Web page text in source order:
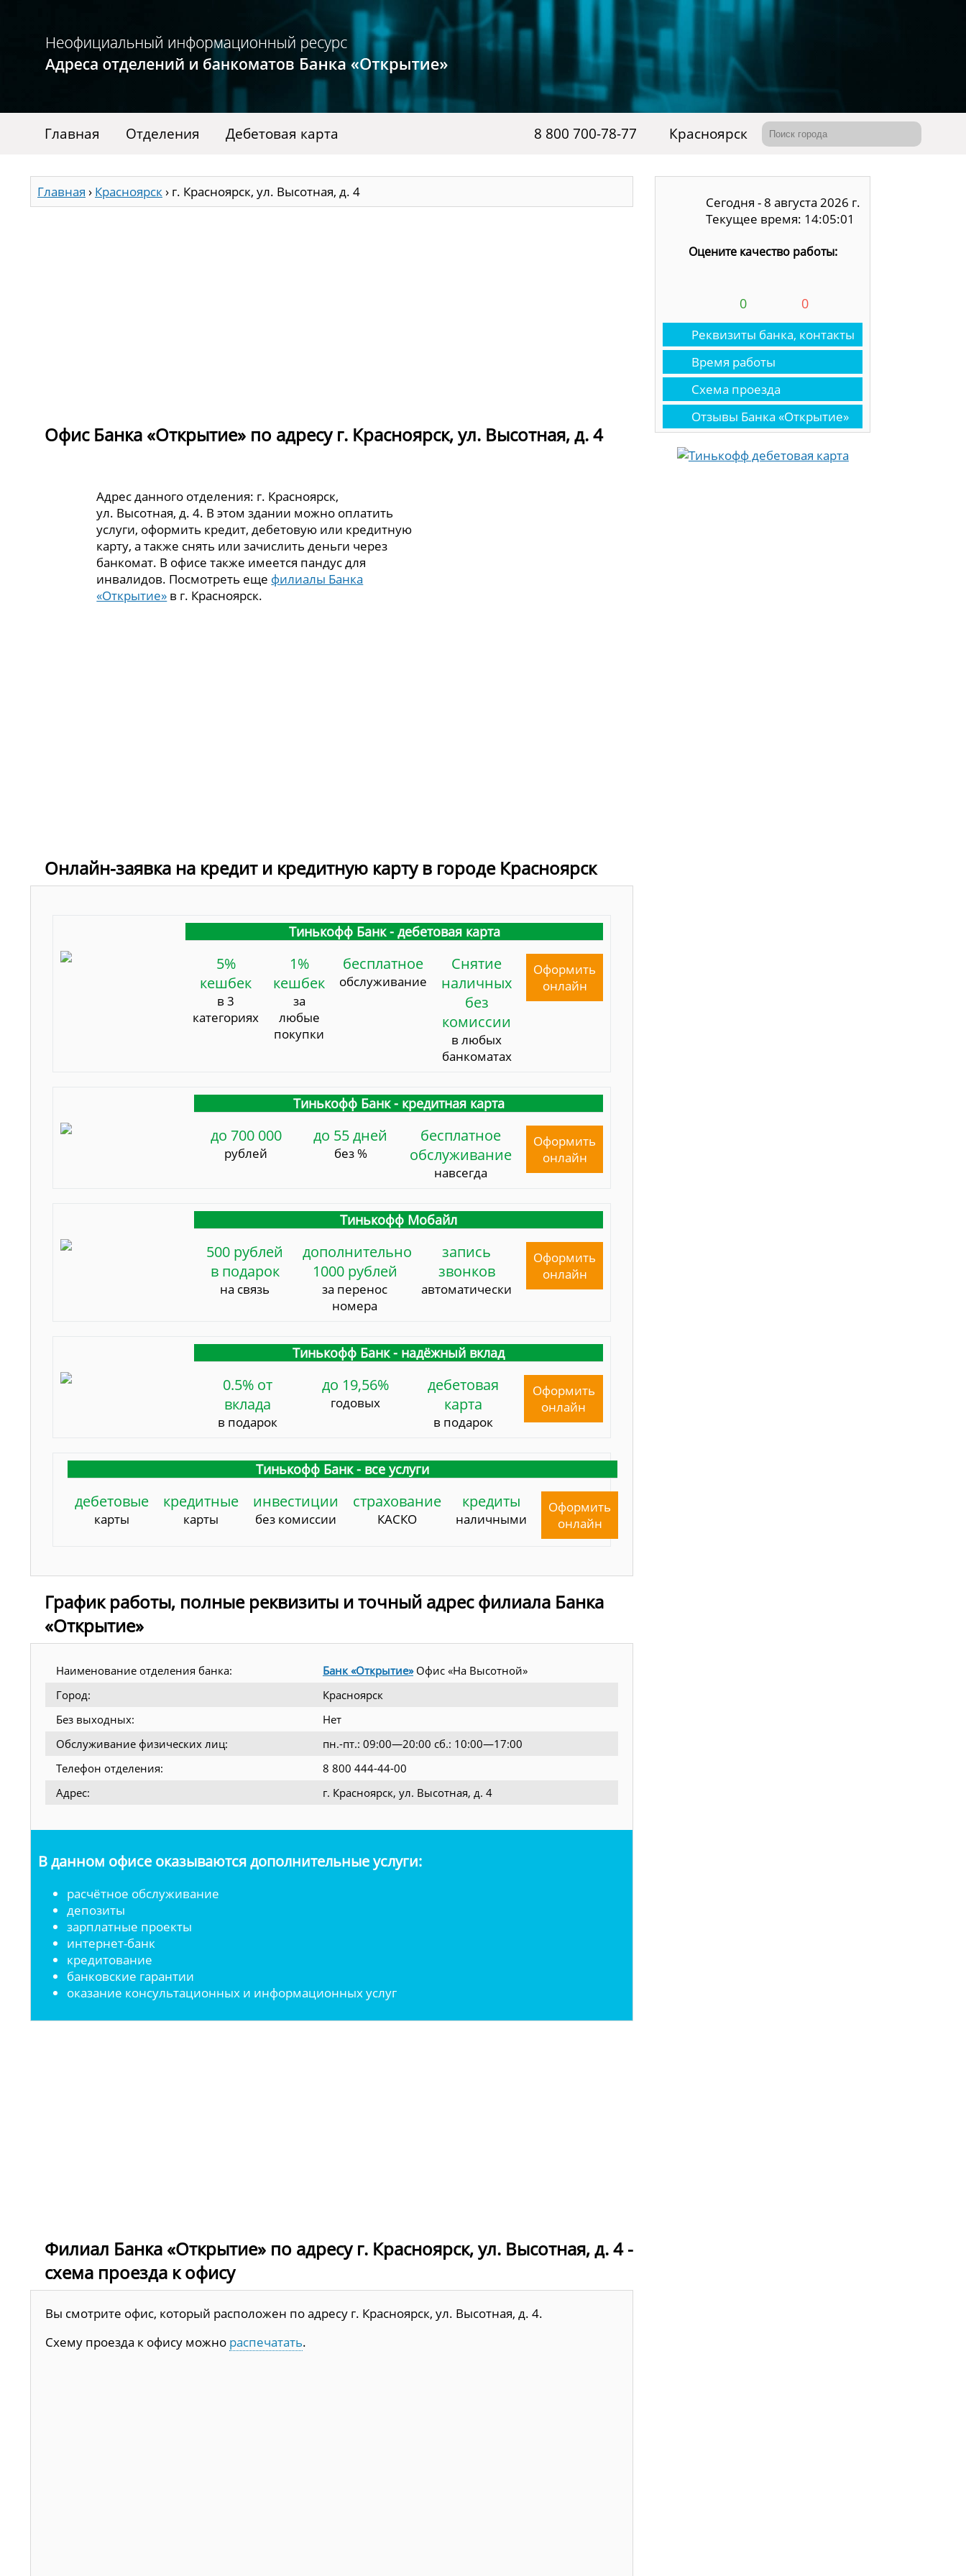
Главная Отделения Дебетовая карта 8 800 700-78-77 Красноярск
Главная › Красноярск› г. Красноярск, ул. Высотная, д. 4
Офис Банка «Открытие» по адресу г. Красноярск, ул. Высотная, д. 4
Адрес данного отделения: г. Красноярск,
ул. Высотная, д. 4. В этом здании можно оплатить
услуги, оформить кредит, дебетовую или кредитную
карту, а также снять или зачислить деньги через
банкомат. В офисе также имеется пандус для
инвалидов. Посмотреть еще филиалы Банка
«Открытие» в г. Красноярск.
Онлайн-заявка на кредит и кредитную карту в городе Красноярск
Тинькофф Банк - дебетовая карта
5%
кешбек
в 3
категориях
1%
кешбек
за
любые
покупки
бесплатное
обслуживание
Снятие
наличных
без
комиссии
в любых
банкоматах
Оформить
онлайн
Тинькофф Банк - кредитная карта
до 700 000
рублей
до 55 дней
без %
бесплатное
обслуживание
навсегда
Оформить
онлайн
Тинькофф Мобайл
500 рублей
в подарок
на связь
дополнительно
1000 рублей
за перенос
номера
запись
звонков
автоматически
Оформить
онлайн
Тинькофф Банк - надёжный вклад
0.5% от
вклада
в подарок
до 19,56%
годовых
дебетовая
карта
в подарок
Оформить
онлайн
Тинькофф Банк - все услуги
дебетовые
карты
кредитные
карты
инвестиции
без комиссии
страхование
КАСКО
кредиты
наличными
Оформить
онлайн
График работы, полные реквизиты и точный адрес филиала Банка
«Открытие»
Наименование отделения банка: Банк «Открытие»Офис «На Высотной»
Город:
Красноярск
Без выходных:
Нет
Обслуживание физических лиц:
пн.-пт.: 09:00—20:00 сб.: 10:00—17:00
Телефон отделения:
8 800 444-44-00
Адрес:
г. Красноярск, ул. Высотная, д. 4
В данном офисе оказываются дополнительные услуги:
расчётное обслуживание
депозиты
зарплатные проекты
интернет-банк
кредитование
банковские гарантии
оказание консультационных и информационных услуг
Филиал Банка «Открытие» по адресу г. Красноярск, ул. Высотная, д. 4 -
схема проезда к офису
Вы смотрите офис, который расположен по адресу г. Красноярск, ул. Высотная, д. 4.
Схему проезда к офису можно распечатать.
Сегодня - 8 августа 2026 г.
Текущее время: 14:05:01
Оцените качество работы:
0 0
Реквизиты банка, контакты
Время работы
Схема проезда
Отзывы Банка «Открытие»